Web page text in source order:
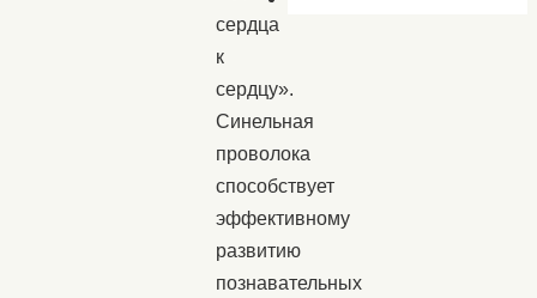
сердца
к
сердцу».
Синельная
проволока
способствует
эффективному
развитию
познавательных